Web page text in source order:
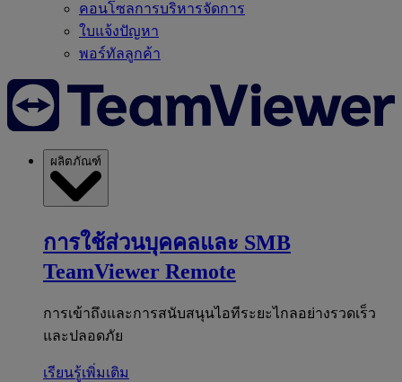
คอนโซลการบริหารจัดการ
ใบแจ้งปัญหา
พอร์ทัลลูกค้า
ผลิตภัณฑ์
การใช้ส่วนบุคคลและ SMB
TeamViewer Remote
การเข้าถึงและการสนับสนุนไอทีระยะไกลอย่างรวดเร็ว
และปลอดภัย
เรียนรู้เพิ่มเติม